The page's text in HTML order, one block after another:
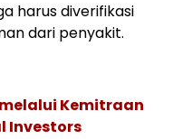
harus diverifikasi
dari penyakit.
Kemitraan
Investors